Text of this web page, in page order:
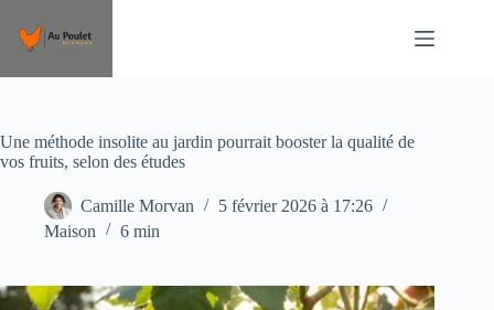
contenu
Une méthode insolite au jardin pourrait booster la qualité de
vos fruits, selon des études
Camille Morvan
5 février 2026 à 17:26
Maison
6 min